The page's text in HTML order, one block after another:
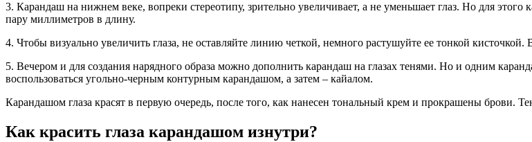
3. Карандаш на нижнем веке, вопреки стереотипу, зрительно увеличивает, а не уменьшает глаз. Но для
пару миллиметров в длину.
4. Чтобы визуально увеличить глаза, не оставляйте линию четкой, немного растушуйте ее тонкой
5. Вечером и для создания нарядного образа можно дополнить карандаш на глазах тенями. Но и одним
воспользоваться угольно-черным контурным карандашом, а затем – кайалом.
Карандашом глаза красят в первую очередь, после того, как нанесен тональный крем и прокрашены брови.
Как красить глаза карандашом изнутри?